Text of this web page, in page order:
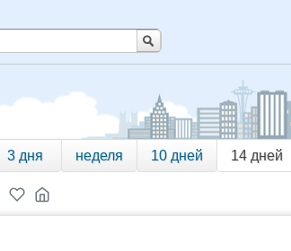
3 дня неделя 10 дней 14 дней